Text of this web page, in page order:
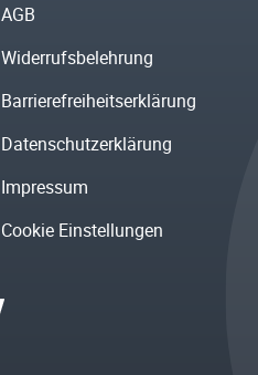
AGB
Widerrufsbelehrung
Barrierefreiheitserklärung
Datenschutzerklärung
Impressum
Cookie Einstellungen